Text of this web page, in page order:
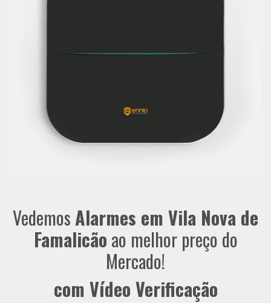
VedemosAlarmes em Vila Nova de
Famalicão ao melhor preço do
Mercado!
com Vídeo Verificação